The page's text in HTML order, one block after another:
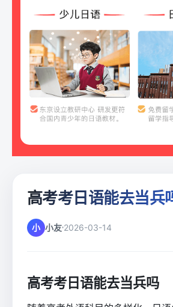
高考考日语能去当兵
小 小友 2026-03-14
高考考日语能去当兵吗